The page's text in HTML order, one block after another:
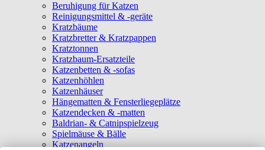
Beruhigung für Katzen
Reinigungsmittel & -geräte
Kratzbäume
Kratzbretter & Kratzpappen
Kratztonnen
Kratzbaum-Ersatzteile
Katzenbetten & -sofas
Katzenhöhlen
Katzenhäuser
Hängematten & Fensterliegeplätze
Katzendecken & -matten
Baldrian- & Catnipspielzeug
Spielmäuse & Bälle
Katzenangeln